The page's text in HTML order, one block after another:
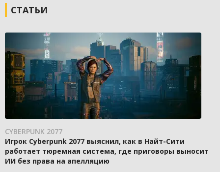
СТАТЬИ
CYBERPUNK 2077
Игрок Cyberpunk 2077 выяснил, как в Найт-Сити
работает тюремная система, где приговоры выносит
ИИ без права на апелляцию